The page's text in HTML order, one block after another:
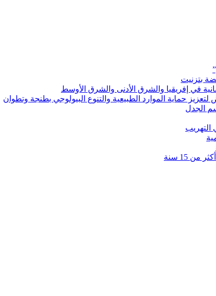
بتزنيت
حماية الموارد الطبيعية والتنوع البيولوجي بطنجة وتطوان
الجدل
15 سنة